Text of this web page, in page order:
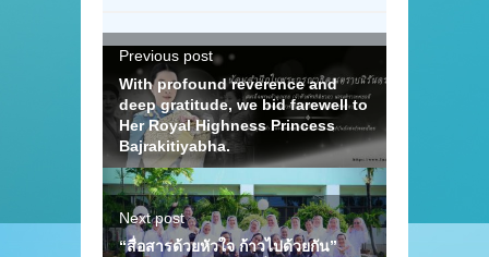
Previous post
With profound reverence and
deep gratitude, we bid farewell to
Her Royal Highness Princess
Bajrakitiyabha.
Next post
“สื่อสารด้วยหัวใจ ก้าวไปด้วยกัน”